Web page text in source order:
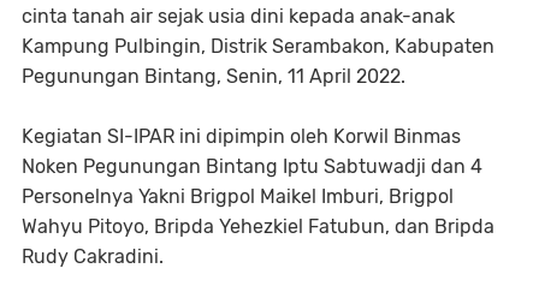
cinta tanah air sejak usia dini kepada anak-anak
Kampung Pulbingin, Distrik Serambakon, Kabupaten
Pegunungan Bintang, Senin, 11 April 2022.
Kegiatan SI-IPAR ini dipimpin oleh Korwil Binmas
Noken Pegunungan Bintang Iptu Sabtuwadji dan 4
Personelnya Yakni Brigpol Maikel Imburi, Brigpol
Wahyu Pitoyo, Bripda Yehezkiel Fatubun, dan Bripda
Rudy Cakradini.